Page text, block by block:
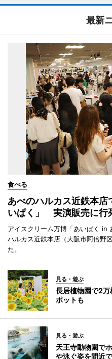
最新
食べる
あべのハルカス近鉄本
いぱく」 実演販売に行
アイスクリーム万博「あいぱく in
ハルカス近鉄本店（大阪市阿倍野
た。
見る・遊ぶ
長居植物園で2
ポットも
見る・遊ぶ
天王寺動物園で
や泳ぐ姿を間近